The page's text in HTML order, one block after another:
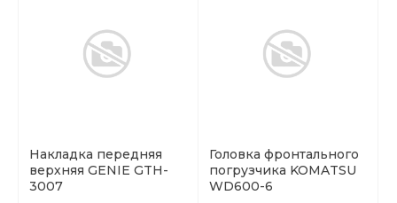
Накладка передняя
верхняя GENIE GTH-
3007
Головка фронтального
погрузчика KOMATSU
WD600-6